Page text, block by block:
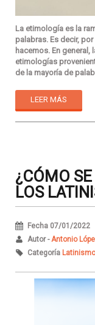
La etimología es la
palabras. Es decir,
hacemos. En
etimologías
de la mayoría de
LEER MÁS
¿CÓMO
LOS
Fecha 07/01/2022
Autor -Antonio
Categoría